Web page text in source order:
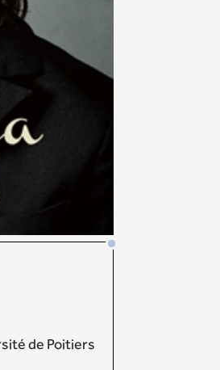
de Poitiers